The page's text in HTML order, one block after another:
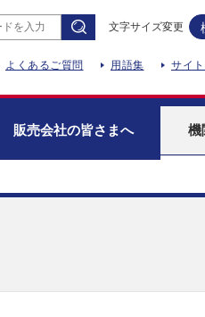
文字サイズ変更
よくあるご質問 用語集 サイ
販売会社の皆さまへ 機